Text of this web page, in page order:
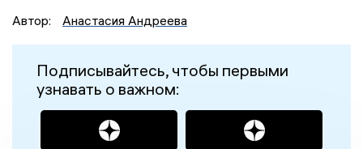
Автор:
Анастасия Андреева
Подписывайтесь, чтобы первыми
узнавать о важном: